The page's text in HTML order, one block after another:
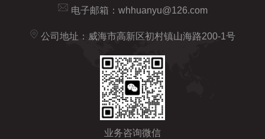
电子邮箱： whhuanyu@126.com
公司地址：威海市高新区初村镇山海路200-1号
业务咨询微信